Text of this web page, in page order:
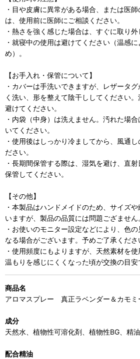
・目や皮膚に異常がある場合、または医
は、使用前に医師にご相談ください。
・熱さを強く感じた場合は、すぐに取り外
・就寝中の使用は避けてください（温感
め）。
【お手入れ・保管について】
・カバーは手洗いできますが、レザータ
く洗い、形を整えて陰干ししてください
避けてください。
・内袋（中身）は洗えません。汚れた場
いてください。
・使用後はしっかり冷ましてから、風通
ださい。
・長期間保管する際は、湿気を避け、直
保管してください。
【その他】
・本製品はハンドメイドのため、サイズ
いますが、製品の品質には問題ござません
・お使いのモニター設定などにより、色
なる場合がございます。予めご了承くださ
・使用頻度にもよりますが、天然素材を
温もりを感じにくくなった頃が交換の目安
商品名
アロマスプレー 真正ラベンダー＆カモミ
成分
天然水、植物性可溶化剤、植物性BG、精油
配合精油